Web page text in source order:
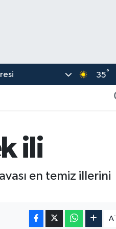
35°
ili
en temiz illerini
A-